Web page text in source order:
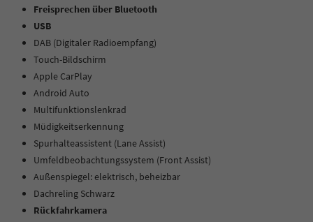
Freisprechen über Bluetooth
USB
DAB (Digitaler Radioempfang)
Touch-Bildschirm
Apple CarPlay
Android Auto
Multifunktionslenkrad
Müdigkeitserkennung
Spurhalteassistent (Lane Assist)
Umfeldbeobachtungssystem (Front Assist)
Außenspiegel: elektrisch, beheizbar
Dachreling Schwarz
Rückfahrkamera